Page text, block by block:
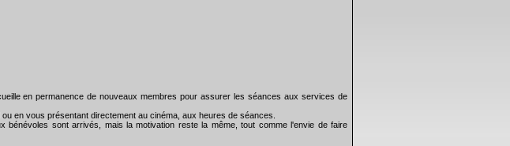
en permanence de nouveaux membres pour assurer les séances aux services de
en vous présentant directement au cinéma, aux heures de séances.
sont arrivés, mais la motivation reste la même, tout comme l'envie de faire